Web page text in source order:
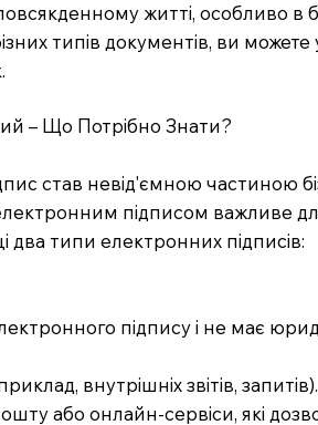
житті, особливо в
типів документів, ви
– Що Потрібно Знати?
став невід'ємною частиною
підписом
два типи електронних підписів:
підпису і не має
внутрішніх звітів, запитів).
або онлайн-сервіси, які